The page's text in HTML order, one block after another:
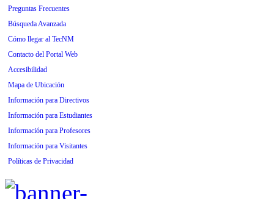
Preguntas Frecuentes
Búsqueda Avanzada
Cómo llegar al TecNM
Contacto del Portal Web
Accesibilidad
Mapa de Ubicación
Información para Directivos
Información para Estudiantes
Información para Profesores
Información para Visitantes
Políticas de Privacidad